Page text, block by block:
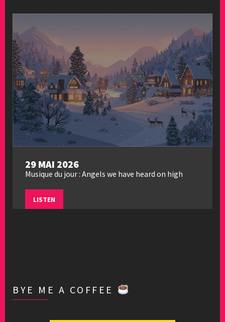
29 MAI 2026
Musique du jour : Angels we have heard on high
LISTEN
BYE ME A COFFEE